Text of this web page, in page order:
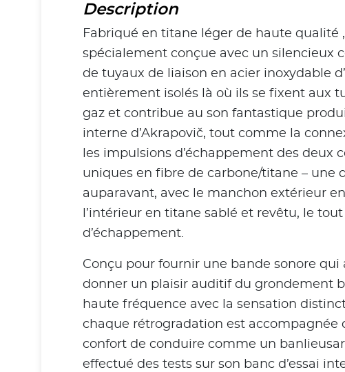
Description
Fabriqué en titane léger de haute qualité
spécialement conçue avec un silencieux
de tuyaux de liaison en acier inoxydable
entièrement isolés là où ils se fixent aux
gaz et contribue au son fantastique
interne d’Akrapovič, tout comme la
les impulsions d’échappement des deux
uniques en fibre de carbone/titane – une
auparavant, avec le manchon extérieur
l’intérieur en titane sablé et revêtu, le
d’échappement.
Conçu pour fournir une bande sonore
donner un plaisir auditif du grondement
haute fréquence avec la sensation
chaque rétrogradation est accompagnée
confort de conduire comme un
effectué des tests sur son banc d’essai